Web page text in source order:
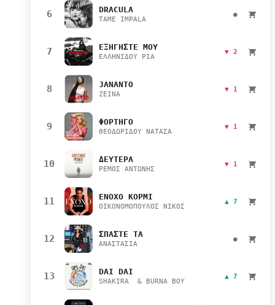
6 DRACULA
TAME IMPALA
●
7 ΕΞΗΓΗΣΤΕ ΜΟΥ
ΕΛΛΗΝΙΔΟΥ ΡΙΑ
▼ 2
8 JANANTO
ZEINA
▼ 1
9 ΦΟΡΤΗΓΟ
ΘΕΟΔΩΡΙΔΟΥ ΝΑΤΑΣΑ
▼ 1
10 ΔΕΥΤΕΡΑ
ΡΕΜΟΣ ΑΝΤΩΝΗΣ
▼ 1
11 ΕΝΟΧΟ ΚΟΡΜΙ
ΟΙΚΟΝΟΜΟΠΟΥΛΟΣ ΝΙΚΟΣ
▲ 7
12 ΣΠΑΣΤΕ ΤΑ
ΑΝΑΣΤΑΣΙΑ
●
13 DAI DAI
SHAKIRA & BURNA BOY
▲ 7